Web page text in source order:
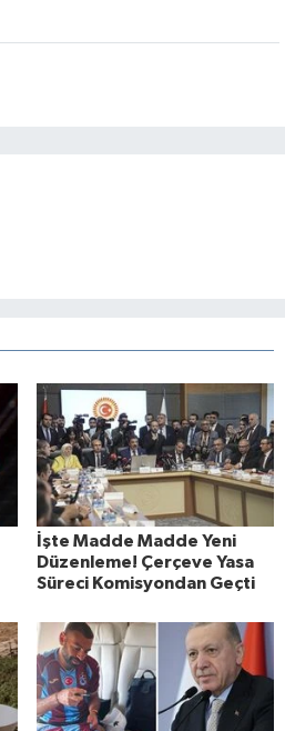
İşte Madde Madde Yeni
Düzenleme! Çerçeve Yasa
Süreci Komisyondan Geçti